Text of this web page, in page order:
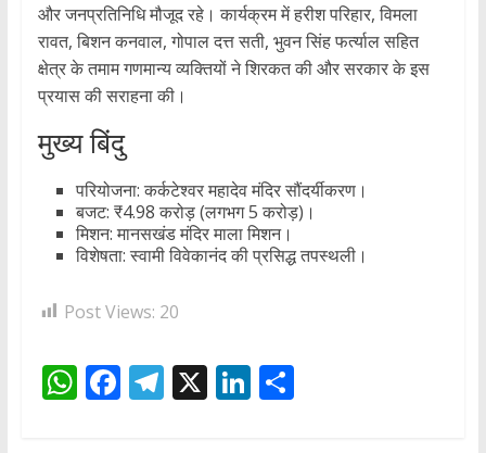
और जनप्रतिनिधि मौजूद रहे। कार्यक्रम में हरीश परिहार, विमला
रावत, बिशन कनवाल, गोपाल दत्त सती, भुवन सिंह फर्त्याल सहित
क्षेत्र के तमाम गणमान्य व्यक्तियों ने शिरकत की और सरकार के इस
प्रयास की सराहना की।
मुख्य बिंदु
परियोजना: कर्कटेश्वर महादेव मंदिर सौंदर्यीकरण।
बजट: ₹4.98 करोड़ (लगभग 5 करोड़)।
मिशन: मानसखंड मंदिर माला मिशन।
विशेषता: स्वामी विवेकानंद की प्रसिद्ध तपस्थली।
Post Views: 20
W
h
F
ac
T
el
X Li
n
S